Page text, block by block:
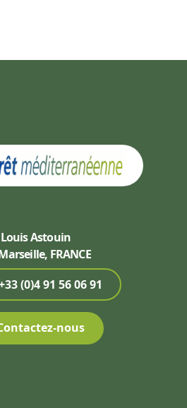
Astouin
FRANCE
(0)4 91 56 06 91
nous